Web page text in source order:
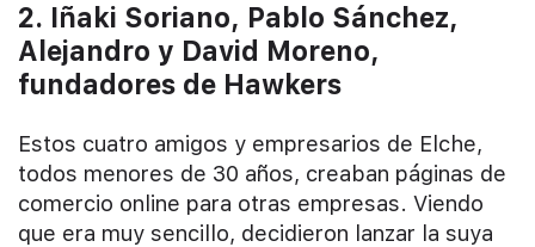
2. Iñaki Soriano, Pablo Sánchez,
Alejandro y David Moreno,
fundadores de Hawkers
Estos cuatro amigos y empresarios de Elche,
todos menores de 30 años, creaban páginas de
comercio online para otras empresas. Viendo
que era muy sencillo, decidieron lanzar la suya